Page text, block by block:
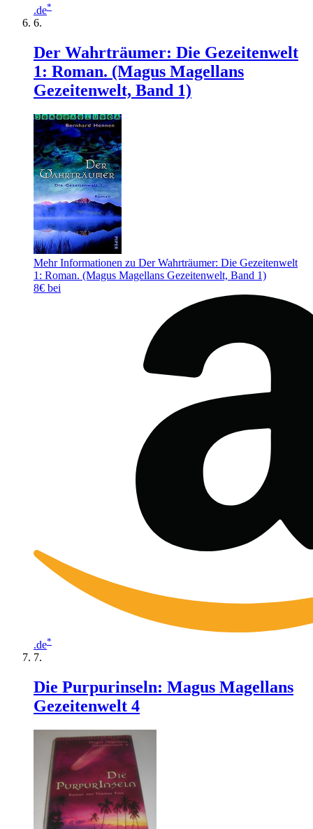
.de*
Der Wahrträumer: Die Gezeitenwelt
1: Roman. (Magus Magellans
Gezeitenwelt, Band 1)
Mehr Informationen zu Der Wahrträumer: Die Gezeitenwelt
1: Roman. (Magus Magellans Gezeitenwelt, Band 1)
8€ bei
.de*
Die Purpurinseln: Magus Magellans
Gezeitenwelt 4